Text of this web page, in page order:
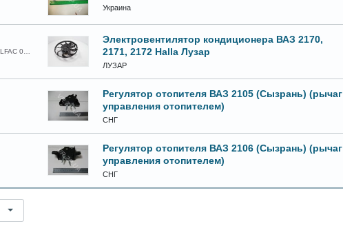
Украина
Электровентилятор кондиционера ВАЗ 2170,
2171, 2172 Halla Лузар
ЛУЗАР
Регулятор отопителя ВАЗ 2105 (Сызрань) (рычаг
управления отопителем)
СНГ
Регулятор отопителя ВАЗ 2106 (Сызрань) (рычаг
управления отопителем)
СНГ